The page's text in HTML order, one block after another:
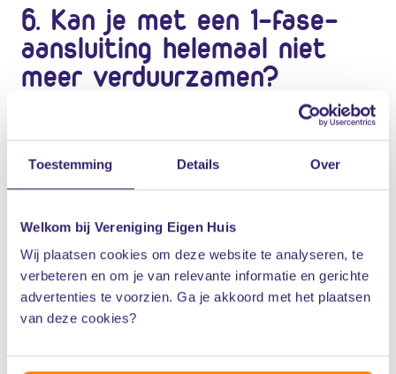
Toestemming Details Over
Welkom bij Vereniging Eigen Huis
Wij plaatsen cookies om deze website te analyseren, te
verbeteren en om je van relevante informatie en gerichte
advertenties te voorzien. Ga je akkoord met het plaatsen
van deze cookies?
6. Kan je met een 1-fase-
aansluiting helemaal niet
meer verduurzamen?
Nee, zo erg is het ook weer niet. Ook met een 1-fase-
volledig elektrische warmtepomp
maar eenhybride warmtepompis soms wel
mogelijk. Deze vraagt minder elektrisch vermogen.
Datzelfde geldt voor eenairco. Die kun je ook
deel van je woning te verwarmen.